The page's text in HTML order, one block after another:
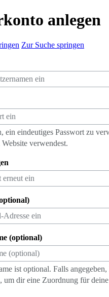
anlegen
Zur Suche springen
ein eindeutiges Passwort zu
verwendest.
(optional)
ist optional. Falls angegeben,
um dir eine Zuordnung für